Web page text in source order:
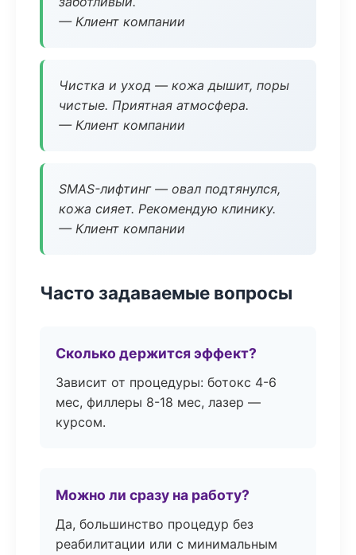
— Клиент компании
Чистка и уход — кожа дышит, поры
чистые. Приятная атмосфера.
— Клиент компании
SMAS-лифтинг — овал подтянулся,
кожа сияет. Рекомендую клинику.
— Клиент компании
Часто задаваемые вопросы
Сколько держится эффект?
Зависит от процедуры: ботокс 4-6
мес, филлеры 8-18 мес, лазер —
курсом.
Можно ли сразу на работу?
Да, большинство процедур без
реабилитации или с минимальным